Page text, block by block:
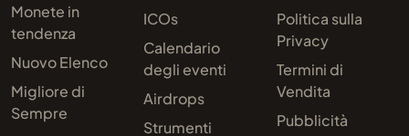
Monete in
tendenza
Nuovo Elenco
Migliore di
Sempre
ICOs
Calendario
degli eventi
Airdrops
Strumenti
Politica sulla
Privacy
Termini di
Vendita
Pubblicità